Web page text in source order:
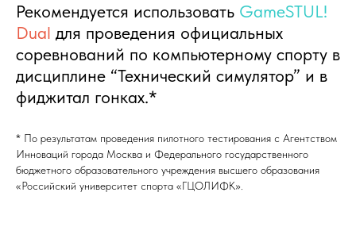
Рекомендуется использовать GameSTUL!
Dual для проведения официальных
соревнований по компьютерному спорту в
дисциплине “Технический симулятор” и в
фиджитал гонках.*
* По результатам проведения пилотного тестирования с Агентством
Инноваций города Москва и Федерального государственного
бюджетного образовательного учреждения высшего образования
«Российский университет спорта «ГЦОЛИФК».